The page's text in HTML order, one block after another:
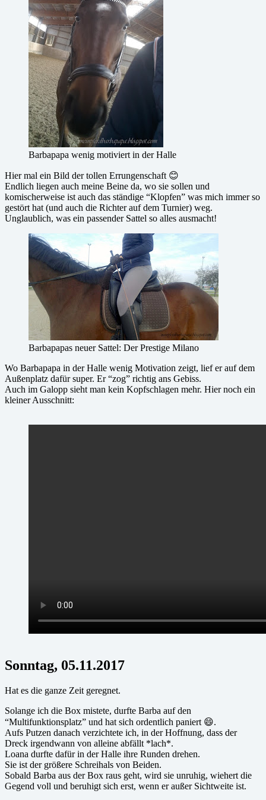
Barbapapa wenig motiviert in der Halle
Hier mal ein Bild der tollen Errungenschaft 😊
Endlich liegen auch meine Beine da, wo sie sollen und
komischerweise ist auch das ständige “Klopfen” was mich immer so
gestört hat (und auch die Richter auf dem Turnier) weg.
Unglaublich, was ein passender Sattel so alles ausmacht!
Barbapapas neuer Sattel: Der Prestige Milano
Wo Barbapapa in der Halle wenig Motivation zeigt, lief er auf dem
Außenplatz dafür super. Er “zog” richtig ans Gebiss.
Auch im Galopp sieht man kein Kopfschlagen mehr. Hier noch ein
kleiner Ausschnitt:
Sonntag, 05.11.2017
Hat es die ganze Zeit geregnet.
Solange ich die Box mistete, durfte Barba auf den
“Multifunktionsplatz” und hat sich ordentlich paniert 😄.
Aufs Putzen danach verzichtete ich, in der Hoffnung, dass der
Dreck irgendwann von alleine abfällt *lach*.
Loana durfte dafür in der Halle ihre Runden drehen.
Sie ist der größere Schreihals von Beiden.
Sobald Barba aus der Box raus geht, wird sie unruhig, wiehert die
Gegend voll und beruhigt sich erst, wenn er außer Sichtweite ist.